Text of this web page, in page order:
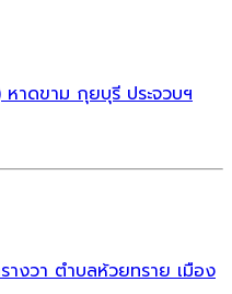
าดขาม กุยบุรี ประจวบฯ
างวา ตำบลห้วยทราย เมือง